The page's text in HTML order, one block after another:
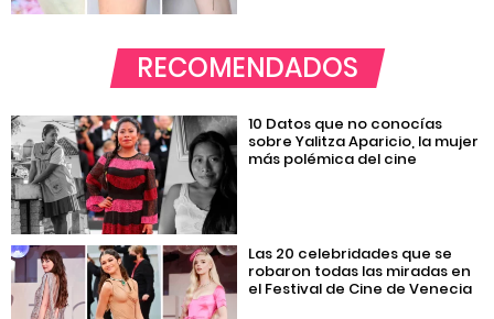
RECOMENDADOS
10 Datos que no conocías
sobre Yalitza Aparicio, la mujer
más polémica del cine
Las 20 celebridades que se
robaron todas las miradas en
el Festival de Cine de Venecia